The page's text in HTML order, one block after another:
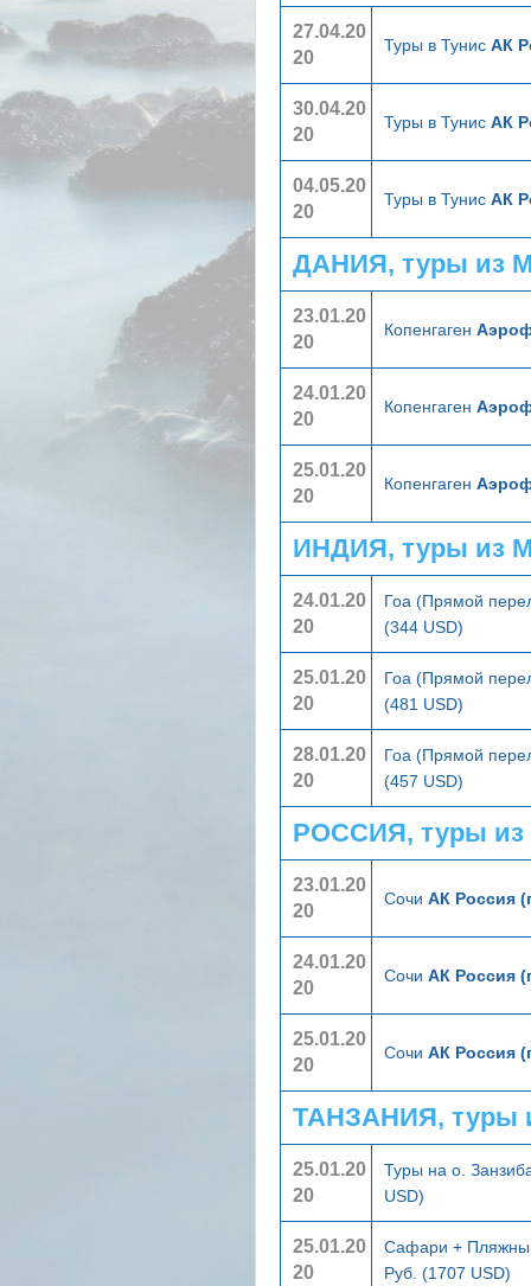
27.04.20
20
Туры в Тунис АК
30.04.20
20
Туры в Тунис АК
04.05.20
20
Туры в Тунис АК
ДАНИЯ, туры из
23.01.20
20
Копенгаген
24.01.20
20
Копенгаген
25.01.20
20
Копенгаген
ИНДИЯ, туры из
24.01.20
20
Гоа (Прямой
(344 USD)
25.01.20
20
Гоа (Прямой
(481 USD)
28.01.20
20
Гоа (Прямой
(457 USD)
РОССИЯ, туры
23.01.20
20
Сочи АК Россия
24.01.20
20
Сочи АК Россия
25.01.20
20
Сочи АК Россия
ТАНЗАНИЯ, туры
25.01.20
20
Туры на о.
USD)
25.01.20
20
Сафари +
Руб. (1707 USD)